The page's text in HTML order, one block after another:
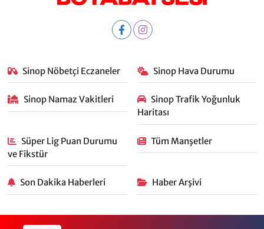
Sinop Nöbetçi Eczaneler Sinop Hava Durumu
Sinop Namaz Vakitleri
Sinop Trafik Yoğunluk
Haritası
Süper Lig Puan Durumu
ve Fikstür
Tüm Manşetler
Son Dakika Haberleri Haber Arşivi